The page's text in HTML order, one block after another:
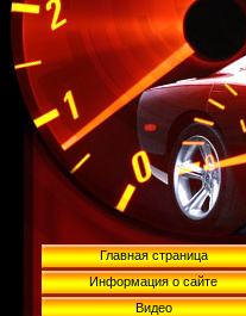
Главная страница
Информация о сайте
Видео